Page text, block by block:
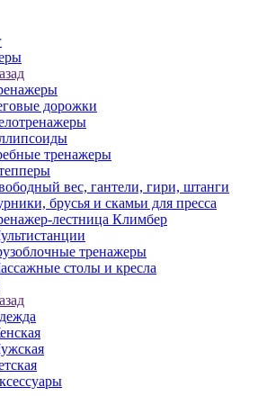
дорожки
тренажеры
вес, гантели, гири, штанги
брусья и скамьи для пресса
лестница Климбер
тренажеры
столы и кресла